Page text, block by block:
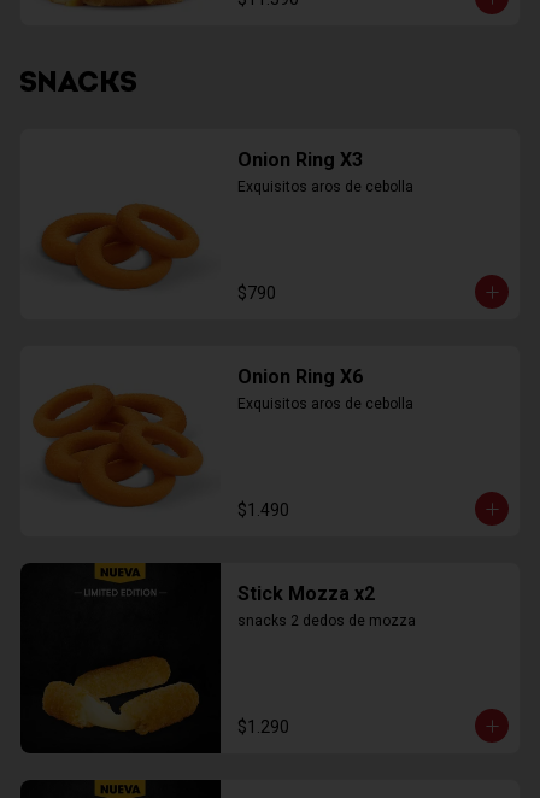
SNACKS
Onion Ring X3
Exquisitos aros de cebolla
$790
Onion Ring X6
Exquisitos aros de cebolla
$1.490
Stick Mozza x2
snacks 2 dedos de mozza
$1.290